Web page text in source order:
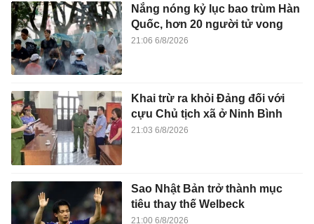
Nắng nóng kỷ lục bao trùm Hàn
Quốc, hơn 20 người tử vong
21:06 6/8/2026
Khai trừ ra khỏi Đảng đối với
cựu Chủ tịch xã ở Ninh Bình
21:03 6/8/2026
Sao Nhật Bản trở thành mục
tiêu thay thế Welbeck
21:00 6/8/2026